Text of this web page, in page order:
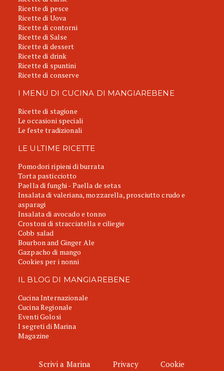
Ricette di pesce
Ricette di Uova
Ricette di contorni
Ricette di Salse
Ricette di dessert
Ricette di drink
Ricette di spuntini
Ricette di conserve
I MENU DI CUCINA DI MANGIAREBENE
Ricette di stagione
Le occasioni speciali
Le feste tradizionali
LE ULTIME RICETTE
Pomodori ripieni di burrata
Torta pasticciotto
Paella di funghi - Paella de setas
Insalata di valeriana, mozzarella, prosciutto crudo e
asparagi
Insalata di avocado e tonno
Crostoni di stracciatella e ciliegie
Cobb salad
Bourbon and Ginger Ale
Gazpacho di mango
Cookies per i nonni
IL BLOG DI MANGIAREBENE
Cucina Internazionale
Cucina Regionale
Eventi Golosi
I segreti di Marina
Magazine
Scrivi a Marina Privacy Cookie